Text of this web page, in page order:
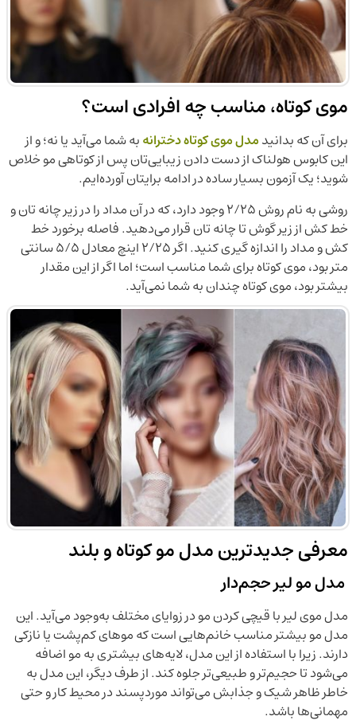
موی کوتاه، مناسب چه افرادی است؟
برای آن که بدانیدمدل موی کوتاه دخترانهبه شما می‌آید یا نه؛ و از
این کابوس هولناک از دست دادن زیبایی‌تان پس از کوتاهی مو خلاص
شوید؛ یک آزمون بسیار ساده در ادامه برایتان آورده‌ایم.
روشی به نام روش 2/25 وجود دارد، که در آن مداد را در زیر چانه تان و
خط کش از زیر گوش تا چانه تان قرار می‌دهید. فاصله برخورد خط
کش و مداد را اندازه گیری کنید. اگر 2/25 اینچ معادل 5/5 سانتی
متر بود، موی کوتاه برای شما مناسب است؛ اما اگر از این مقدار
بیشتر بود، موی کوتاه چندان به شما نمی‌آید.
معرفی جدیدترین مدل مو کوتاه و بلند
مدل مو لیر حجم‌دار
مدل موی لیر با قیچی کردن مو در زوایای مختلف به‌وجود می‌آید. این
مدل مو بیشتر مناسب خانم‌هایی است که موهای کم‌پشت یا نازکی
دارند. زیرا با استفاده از این مدل، لایه‌های بیشتری به مو اضافه
می‌شود تا حجیم‌تر و طبیعی‌تر جلوه کند. از طرف دیگر، این مدل به
خاطر ظاهر شیک و جذابش می‌تواند موردپسند در محیط کار و حتی
مهمانی‌ها باشد.